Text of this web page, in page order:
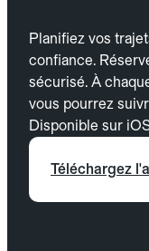
Planifiez vos
confiance.
sécurisé. À
vous pourrez
Disponible sur
Téléchargez